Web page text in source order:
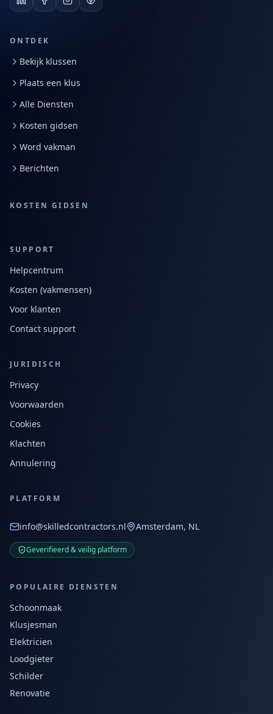
ONTDEK
Bekijk klussen
Plaats een klus
Alle Diensten
Kosten gidsen
Word vakman
Berichten
KOSTEN GIDSEN
SUPPORT
Helpcentrum
Kosten (vakmensen)
Voor klanten
Contact support
JURIDISCH
Privacy
Voorwaarden
Cookies
Klachten
Annulering
PLATFORM
info@skilledcontractors.nl Amsterdam, NL
Geverifieerd & veilig platform
POPULAIRE DIENSTEN
Schoonmaak
Klusjesman
Elektricien
Loodgieter
Schilder
Renovatie